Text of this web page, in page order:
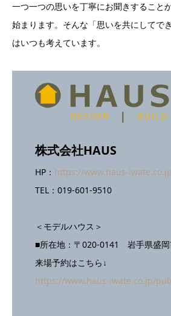
一つ一つの思いを丁寧にお聞きすること
始まります。そんな「思いを共にしてで
はいつも考えています。
株式会社HAUS
HP： https://www.haus-iwate.co.jp
TEL：019-601-9510
＜モデルハウス＞
■所在地：〒020-0141 岩手県盛岡
来場予約はこちら↓
https://www.haus-iwate.co.jp/